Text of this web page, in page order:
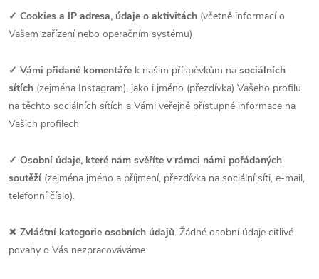
✓ Cookies a IP adresa, údaje o aktivitách (včetně informací o
Vašem zařízení nebo operačním systému)
✓ Vámi přidané komentáře k našim příspěvkům na sociálních
sítích (zejména Instagram), jako i jméno (přezdívka) Vašeho profilu
na těchto sociálních sítích a Vámi veřejně přístupné informace na
Vašich profilech
✓ Osobní údaje, které nám svěříte v rámci námi pořádaných
soutěží (zejména jméno a příjmení, přezdívka na sociální síti, e-mail,
telefonní číslo).
✖ Zvláštní kategorie osobních údajů. Žádné osobní údaje citlivé
povahy o Vás nezpracováváme.